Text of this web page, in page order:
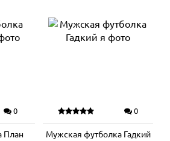
0
План
0
Мужская футболка Гадкий